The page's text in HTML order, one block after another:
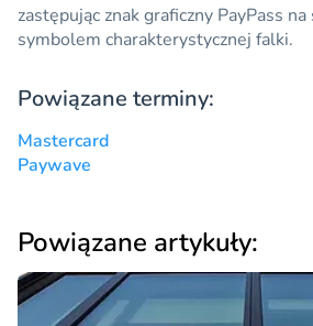
zastępując znak graficzny PayPass na
symbolem charakterystycznej falki.
Powiązane terminy:
Mastercard
Paywave
Powiązane artykuły: